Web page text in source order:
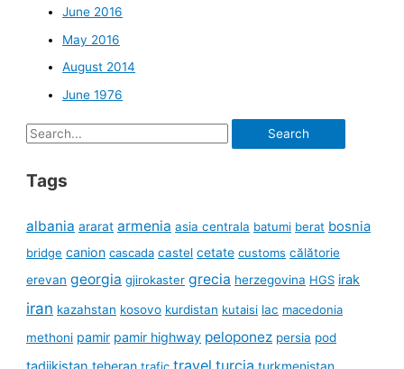
June 2016
May 2016
August 2014
June 1976
Search
Tags
albania ararat armenia asia centrala batumi berat bosnia
bridge canion cascada castel cetate customs călătorie
erevan georgia gjirokaster grecia herzegovina HGS irak
iran kazahstan kosovo kurdistan kutaisi lac macedonia
methoni pamir pamir highway peloponez persia pod
teheran travel turcia turkmenistan